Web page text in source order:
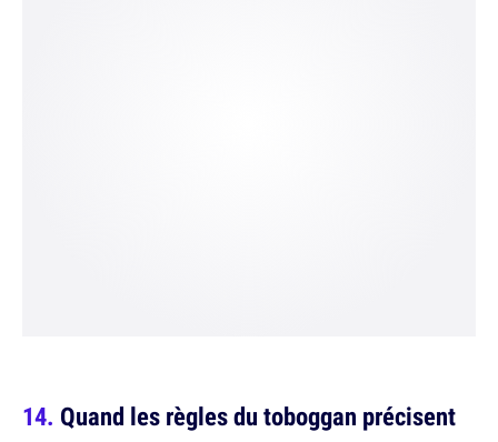
Quand les règles du toboggan précisent